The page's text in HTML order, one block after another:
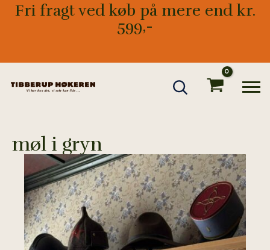
Fri fragt ved køb på mere end kr.
599,-
møl i gryn